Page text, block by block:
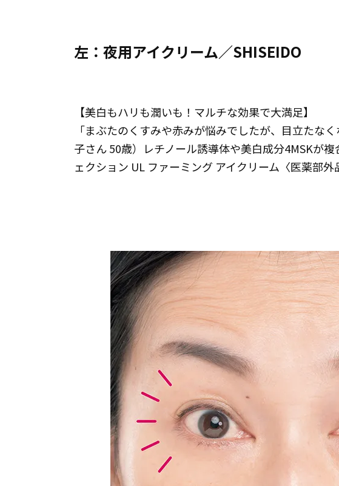
左：夜用アイクリーム／SHISEIDO
【美白もハリも潤いも！マルチな効果で大満足】
「まぶたのくすみや赤みが悩みでしたが、目立たな
子さん 50歳）レチノール誘導体や美白成分4MSKが
ェクション UL ファーミング アイクリーム〈医薬部外